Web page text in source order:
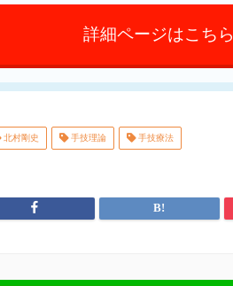
詳細ページはこちら
北村剛史 手技理論 手技療法